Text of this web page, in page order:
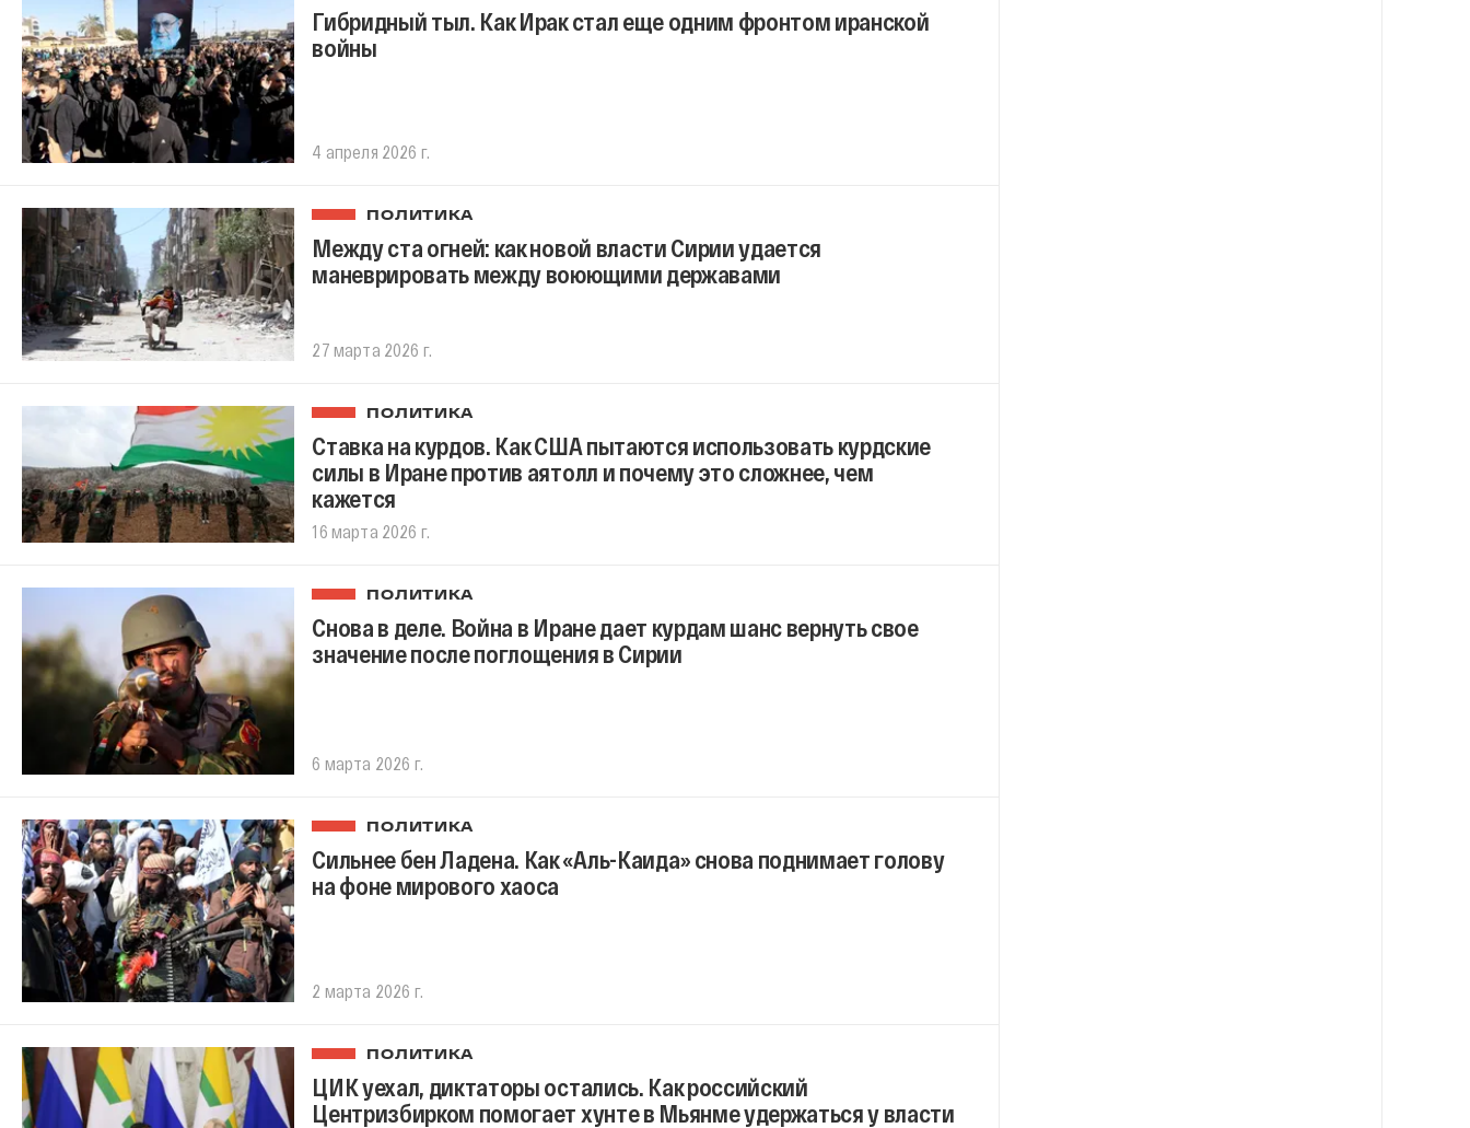
Гибридный тыл. Как Ирак стал еще одним фронтом иранской
войны
4 апреля 2026 г.
ПОЛИТИКА
Между ста огней: как новой власти Сирии удается
маневрировать между воюющими державами
27 марта 2026 г.
ПОЛИТИКА
Ставка на курдов. Как США пытаются использовать курдские
силы в Иране против аятолл и почему это сложнее, чем
кажется
16 марта 2026 г.
ПОЛИТИКА
Снова в деле. Война в Иране дает курдам шанс вернуть свое
значение после поглощения в Сирии
6 марта 2026 г.
ПОЛИТИКА
Сильнее бен Ладена. Как «Аль-Каида» снова поднимает голову
на фоне мирового хаоса
2 марта 2026 г.
ПОЛИТИКА
ЦИК уехал, диктаторы остались. Как российский
Центризбирком помогает хунте в Мьянме удержаться у власти